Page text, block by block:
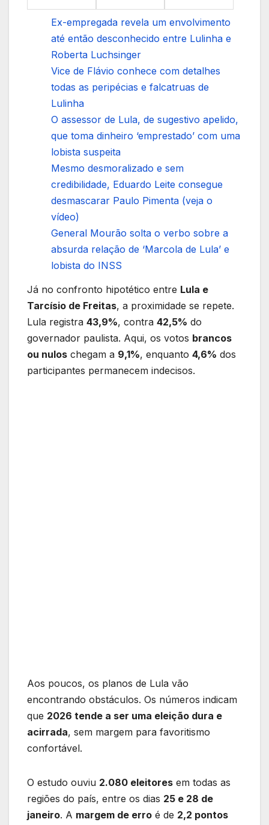
Ex-empregada revela um envolvimento
até então desconhecido entre Lulinha e
Roberta Luchsinger
Vice de Flávio conhece com detalhes
todas as peripécias e falcatruas de
Lulinha
O assessor de Lula, de sugestivo apelido,
que toma dinheiro ‘emprestado’ com uma
lobista suspeita
Mesmo desmoralizado e sem
credibilidade, Eduardo Leite consegue
desmascarar Paulo Pimenta (veja o
vídeo)
General Mourão solta o verbo sobre a
absurda relação de ‘Marcola de Lula’ e
lobista do INSS
Já no confronto hipotético entre Lula e
Tarcísio de Freitas, a proximidade se repete.
Lula registra 43,9%, contra 42,5% do
governador paulista. Aqui, os votos brancos
ou nulos chegam a 9,1%, enquanto 4,6% dos
participantes permanecem indecisos.
Aos poucos, os planos de Lula vão
encontrando obstáculos. Os números indicam
que 2026 tende a ser uma eleição dura e
acirrada, sem margem para favoritismo
confortável.
O estudo ouviu 2.080 eleitores em todas as
regiões do país, entre os dias 25 e 28 de
janeiro. A margem de erro é de 2,2 pontos